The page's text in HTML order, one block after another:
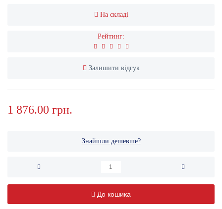
На складі
Рейтинг:
Залишити відгук
1 876.00 грн.
Знайшли дешевше?
До кошика